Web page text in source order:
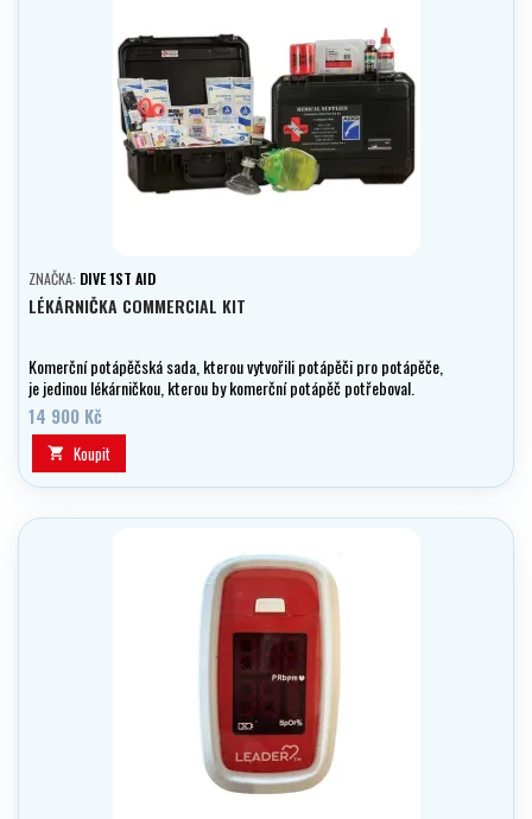
ZNAČKA: DIVE 1ST AID
LÉKÁRNIČKA COMMERCIAL KIT
Komerční potápěčská sada, kterou vytvořili potápěči pro potápěče,
je jedinou lékárničkou, kterou by komerční potápěč potřeboval.
14 900 Kč
 Koupit